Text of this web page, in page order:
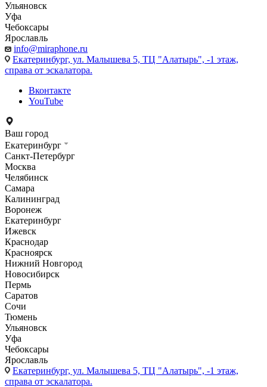
Ульяновск
Уфа
Чебоксары
Ярославль
info@miraphone.ru
Екатеринбург, ул. Малышева 5, ТЦ "Алатырь", -1 этаж,
справа от эскалатора.
Вконтакте
YouTube
Ваш город
Екатеринбург
Санкт-Петербург
Москва
Челябинск
Самара
Калининград
Воронеж
Екатеринбург
Ижевск
Краснодар
Красноярск
Нижний Новгород
Новосибирск
Пермь
Саратов
Сочи
Тюмень
Ульяновск
Уфа
Чебоксары
Ярославль
Екатеринбург, ул. Малышева 5, ТЦ "Алатырь", -1 этаж,
справа от эскалатора.